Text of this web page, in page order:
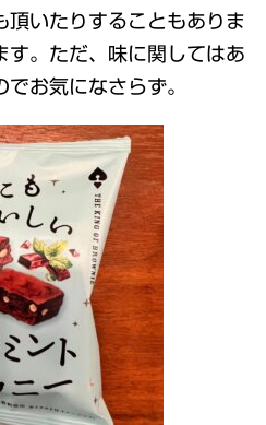
頂いたりすることもありま
す。ただ、味に関してはあ
お気になさらず。